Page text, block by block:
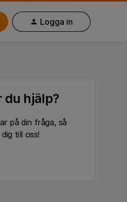
Logga in
du hjälp?
på din fråga, så
till oss!